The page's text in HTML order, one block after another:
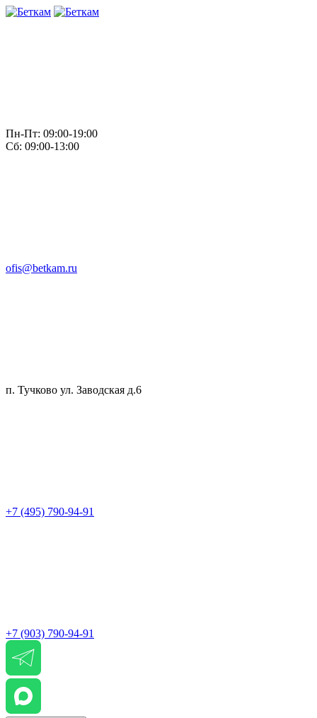
Пн-Пт: 09:00-19:00
Сб: 09:00-13:00
ofis@betkam.ru
п. Тучково ул. Заводская д.6
+7 (495) 790-94-91
+7 (903) 790-94-91